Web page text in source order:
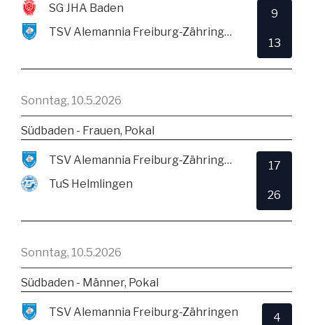
SG JHA Baden
TSV Alemannia Freiburg-Zähringen
9
13
Sonntag, 10.5.2026
Südbaden - Frauen, Pokal
TSV Alemannia Freiburg-Zähringen
TuS Helmlingen
17
26
Sonntag, 10.5.2026
Südbaden - Männer, Pokal
TSV Alemannia Freiburg-Zähringen
4